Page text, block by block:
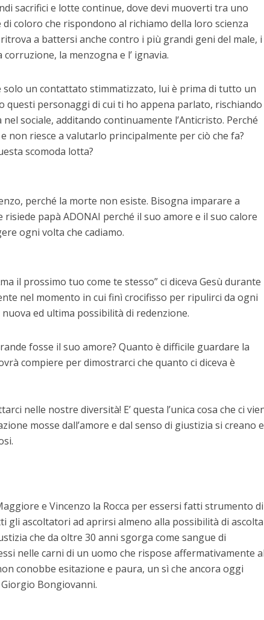
sacrifici e lotte continue, dove devi muoverti tra uno
coloro che rispondono al richiamo della loro scienza
a battersi anche contro i più grandi geni del male, i
la menzogna e l’ ignavia.
solo un contattato stimmatizzato, lui è prima di tutto un
personaggi di cui ti ho appena parlato,
sociale, additando continuamente l’Anticristo. Perché
non riesce a valutarlo principalmente per ciò che fa?
scomoda lotta?
perché la morte non esiste. Bisogna imparare a
papà ADONAI perché il suo amore e il suo calore
ogni volta che cadiamo.
il prossimo tuo come te stesso” ci diceva Gesù durante
nel momento in cui finì crocifisso per ripulirci da ogni
ed ultima possibilità di redenzione.
fosse il suo amore? Quanto è difficile guardare la
compiere per dimostrarci che quanto ci diceva è
nelle nostre diversità! E’ questa l’unica cosa che ci
mosse dall’amore e dal senso di giustizia si creano
e Vincenzo la Rocca per essersi fatti strumento di
gli ascoltatori ad aprirsi almeno alla possibilità di
che da oltre 30 anni sgorga come sangue di
nelle carni di un uomo che rispose affermativamente
conobbe esitazione e paura, un sì che ancora oggi
Bongiovanni.